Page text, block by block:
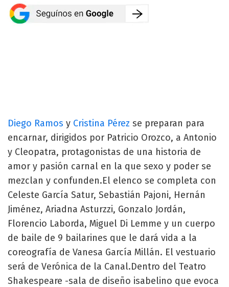
Diego Ramos y Cristina Pérez se preparan para
encarnar, dirigidos por Patricio Orozco, a Antonio
y Cleopatra, protagonistas de una historia de
amor y pasión carnal en la que sexo y poder se
mezclan y confunden.El elenco se completa con
Celeste García Satur, Sebastián Pajoni, Hernán
Jiménez, Ariadna Asturzzi, Gonzalo Jordán,
Florencio Laborda, Miguel Di Lemme y un cuerpo
de baile de 9 bailarines que le dará vida a la
coreografía de Vanesa García Millán. El vestuario
será de Verónica de la Canal.Dentro del Teatro
Shakespeare -sala de diseño isabelino que evoca